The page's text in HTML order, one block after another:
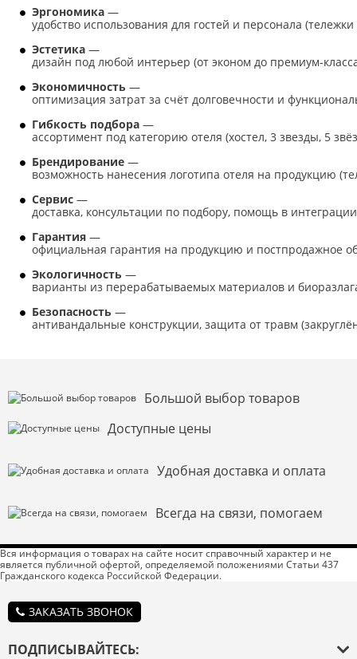
Эргономика —
удобство использования для гостей и персонала
Эстетика —
дизайн под любой интерьер (от эконом до
Экономичность —
оптимизация затрат за счёт долговечности и
Гибкость подбора —
ассортимент под категорию отеля (хостел, 3 звезды, 5
Брендирование —
возможность нанесения логотипа отеля на продукцию
Сервис —
доставка, консультации по подбору, помощь в
Гарантия —
официальная гарантия на продукцию и постпродажное
Экологичность —
варианты из перерабатываемых материалов и
Безопасность —
антивандальные конструкции, защита от травм
Большой выбор товаров
Доступные цены
Удобная доставка и оплата
Всегда на связи, помогаем
Вся информация о товарах на сайте носит справочный характер и не
является публичной офертой, определяемой положениями Статьи 437
Гражданского кодекса Российской Федерации.
ЗАКАЗАТЬ ЗВОНОК
ПОДПИСЫВАЙТЕСЬ: